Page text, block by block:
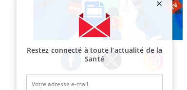
Facebook Twitter Instagram
Restez connecté à toute l’actualité de la
Santé